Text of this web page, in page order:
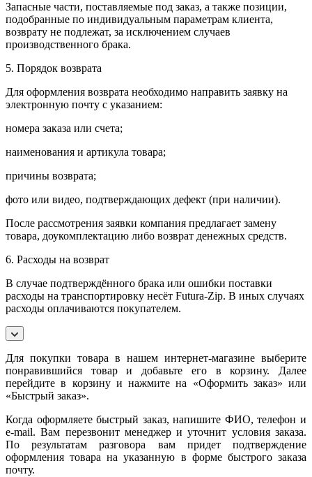
Запасные части, поставляемые под заказ, а также позиции,
подобранные по индивидуальным параметрам клиента,
возврату не подлежат, за исключением случаев
производственного брака.
5. Порядок возврата
Для оформления возврата необходимо направить заявку на
электронную почту с указанием:
номера заказа или счета;
наименования и артикула товара;
причины возврата;
фото или видео, подтверждающих дефект (при наличии).
После рассмотрения заявки компания предлагает замену
товара, доукомплектацию либо возврат денежных средств.
6. Расходы на возврат
В случае подтверждённого брака или ошибки поставки
расходы на транспортировку несёт Futura-Zip. В иных случаях
расходы оплачиваются покупателем.
Для покупки товара в нашем интернет-магазине выберите
понравившийся товар и добавьте его в корзину. Далее
перейдите в корзину и нажмите на «Оформить заказ» или
«Быстрый заказ».
Когда оформляете быстрый заказ, напишите ФИО, телефон и
e-mail. Вам перезвонит менеджер и уточнит условия заказа.
По результатам разговора вам придет подтверждение
оформления товара на указанную в форме быстрого заказа
почту.